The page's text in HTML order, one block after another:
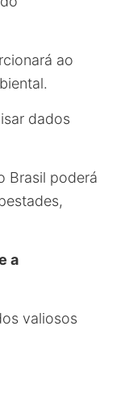
ao
dados
Brasil poderá
a
valiosos